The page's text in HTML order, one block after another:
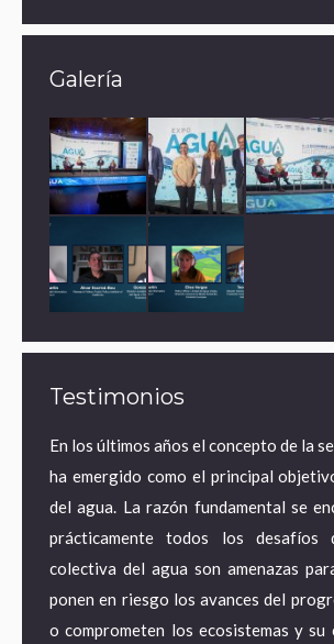
Galería
Testimonios
En los últimos años el concepto de la
ha emergido como el principal
del agua. La razón fundamental se
prácticamente todos los desafíos
colectiva del agua son amenazas
ponen en riesgo los avances del
o comprometen los ecosistemas y su